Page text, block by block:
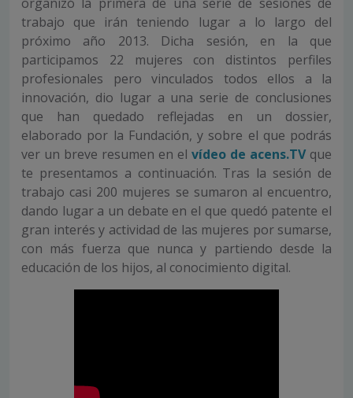
trabajo que irán teniendo lugar a lo largo del
próximo año 2013. Dicha sesión, en la que
participamos 22 mujeres con distintos perfiles
profesionales pero vinculados todos ellos a la
innovación, dio lugar a una serie de conclusiones
que han quedado reflejadas en un dossier,
elaborado por la Fundación, y sobre el que podrás
ver un breve resumen en el vídeo de acens.TVque
te presentamos a continuación. Tras la sesión de
trabajo casi 200 mujeres se sumaron al encuentro,
dando lugar a un debate en el que quedó patente el
gran interés y actividad de las mujeres por sumarse,
con más fuerza que nunca y partiendo desde la
educación de los hijos, al conocimiento digital.